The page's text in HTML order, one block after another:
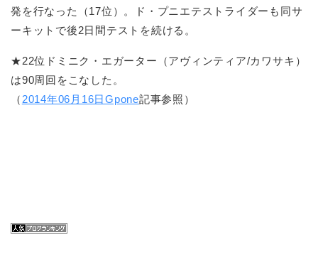
発を行なった（17位）。ド・プニエテストライダーも同サ
ーキットで後2日間テストを続ける。
★22位ドミニク・エガーター（アヴィンティア/カワサキ）
は90周回をこなした。
（ 2014年06月16日Gpone記事参照）